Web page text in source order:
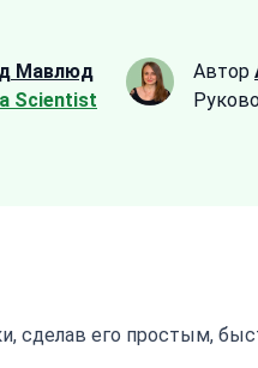
Мавлюд
Scientist
Автор
сделав его простым,